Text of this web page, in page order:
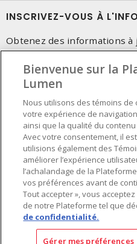
INSCRIVEZ-VOUS À
Obtenez des informations
Préférences en
Conditions d'utilisation
- © Lumen -
Bienvenue sur la
Lumen
Nous utilisons des témoins
votre expérience de
ainsi que la qualité du
Avec votre consentement, il
utilisions également des
améliorer l’expérience
l’achalandage de la
vos préférences avant de
Tout accepter », vous
de notre Plateforme tel que
de confidentialité.
Gérer mes préférences